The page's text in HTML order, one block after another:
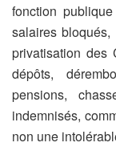
fonction
salaires
privatisation des
dépôts,
pensions,
indemnisés,
non une